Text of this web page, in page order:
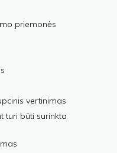
priemonės
vertinimas
turi būti surinkta